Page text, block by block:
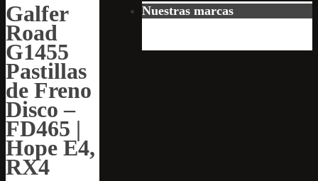
Galfer
Road
G1455
Pastillas
de Freno
Disco –
FD465 |
Hope E4,
RX4
Nuestras marcas